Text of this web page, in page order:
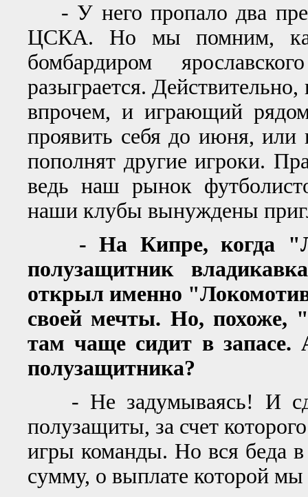
- У него пропало два
ЦСКА. Но мы помним,
бомбардиром
разыграется.
впрочем, и играющий
проявить себя до июня, или
пополнят другие игроки.
ведь наш рынок
наши клубы вынуждены
- На Кипре, когда
полузащитник
открыл именно
своей мечты. Но, похоже,
там чаще сидит в запасе.
полузащитника?
- Не задумываясь! И
полузащиты, за счет
игры команды. Но вся беда
сумму, о выплате которой